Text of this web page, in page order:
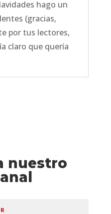
hago un
(gracias,
por tus lectores,
claro que quería
nuestro